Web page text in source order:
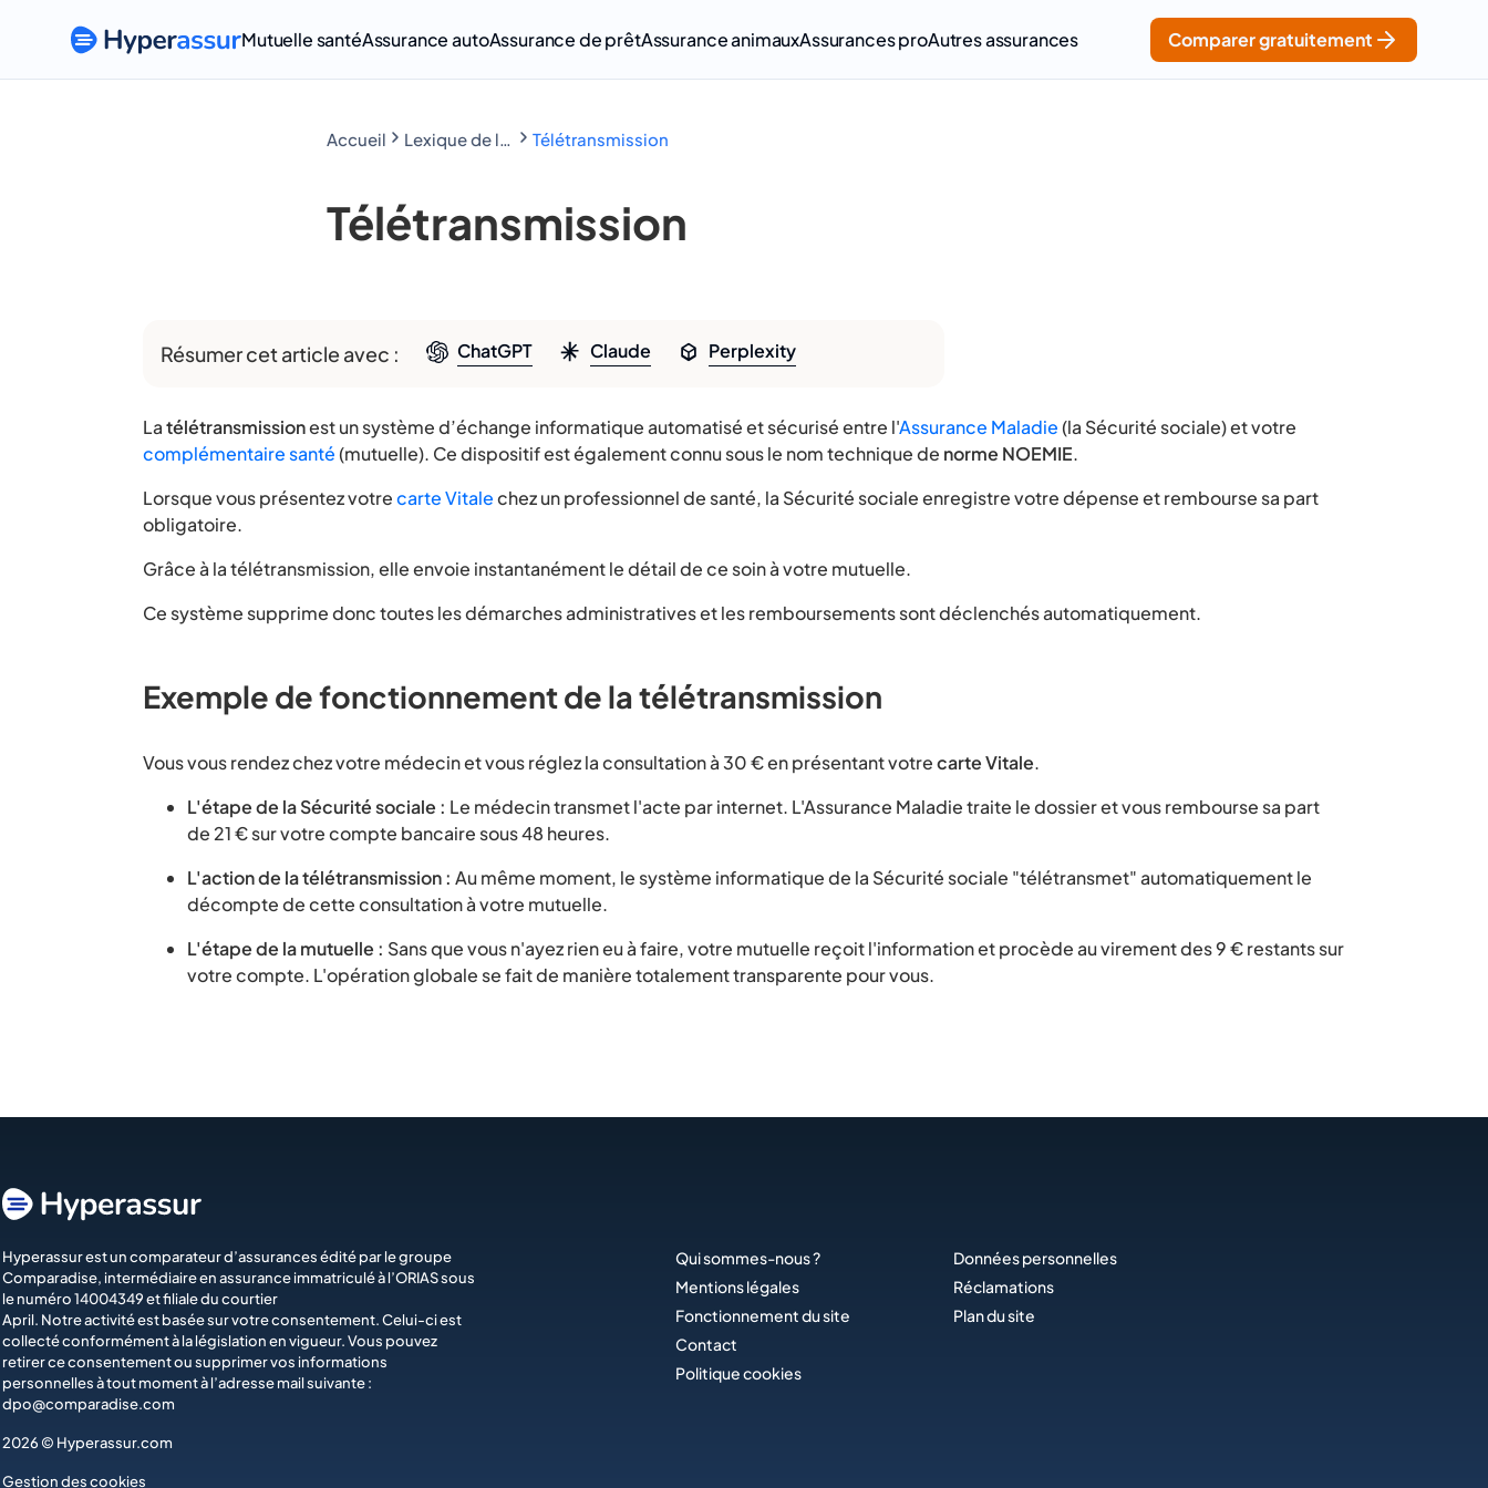
Mutuelle santéAssurance autoAssurance de prêtAssurance animauxAssurances proAutres assurances Comparer gratuitement
Accueil Télétransmission
Télétransmission
Résumer cet article avec : ChatGPT Claude Perplexity
Latélétransmissionest un système d’échange informatique automatisé et sécurisé entre l'Assurance Maladie(la Sécurité sociale) et votre
complémentaire santé(mutuelle). Ce dispositif est également connu sous le nom technique de norme NOEMIE.
Lorsque vous présentez votrecarte Vitalechez un professionnel de santé, la Sécurité sociale enregistre votre dépense et rembourse sa part
obligatoire.
Grâce à la télétransmission, elle envoie instantanément le détail de ce soin à votre mutuelle.
Ce système supprime donc toutes les démarches administratives et les remboursements sont déclenchés automatiquement.
Exemple de fonctionnement de la télétransmission
Vous vous rendez chez votre médecin et vous réglez la consultation à 30 € en présentant votrecarte Vitale.
L'étape de la Sécurité sociale : Le médecin transmet l'acte par internet. L'Assurance Maladie traite le dossier et vous rembourse sa part
de 21 € sur votre compte bancaire sous 48 heures.
L'action de la télétransmission : Au même moment, le système informatique de la Sécurité sociale "télétransmet" automatiquement le
décompte de cette consultation à votre mutuelle.
L'étape de la mutuelle : Sans que vous n'ayez rien eu à faire, votre mutuelle reçoit l'information et procède au virement des 9 € restants sur
votre compte. L'opération globale se fait de manière totalement transparente pour vous.
Hyperassur est un comparateur d’assurances édité par le groupe
Comparadise, intermédiaire en assurance immatriculé à l’ORIAS sous
le numéro 14004349 et filiale du courtier
April. Notre activité est basée sur votre consentement. Celui-ci est
collecté conformément à la législation en vigueur. Vous pouvez
retirer ce consentement ou supprimer vos informations
personnelles à tout moment à l’adresse mail suivante :
dpo@comparadise.com
2026 © Hyperassur.com
Gestion des cookies
Qui sommes-nous ?
Mentions légales
Fonctionnement du site
Contact
Politique cookies
Données personnelles
Réclamations
Plan du site